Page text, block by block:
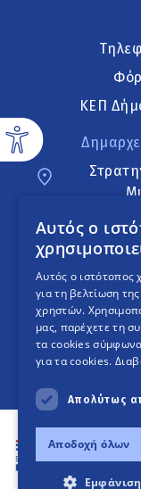
ΚΕΠ
An
Αυτός ο
Αυτός ο ιστότοπος
για τη βελτίωση
χρηστών.
μας, παρέχετε τη
τα cookies
για τα cookies.
Απολύτως
Αποδοχή όλων